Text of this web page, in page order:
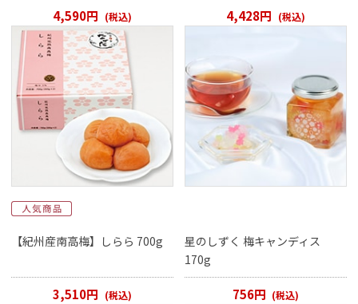
4,590円 (税込) 4,428円 (税込)
【紀州産南高梅】しらら 700g
3,510円 (税込)
星のしずく 梅キャンディス
170g
756円 (税込)